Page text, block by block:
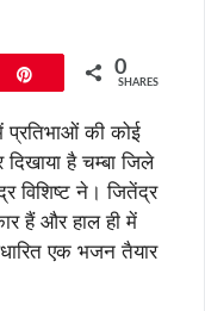
0
SHARES
प्रतिभाओं की कोई
है चम्बा जिले
विशिष्ट ने। जितेंद्र
हैं और हाल ही में
एक भजन तैयार